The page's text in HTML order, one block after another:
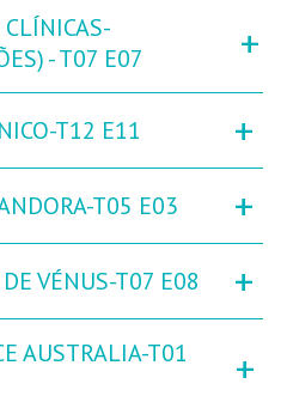
- T07 E07
+
T12 E11 +
T05 E03 +
VÉNUS-T07 E08 +
AUSTRALIA-T01
+